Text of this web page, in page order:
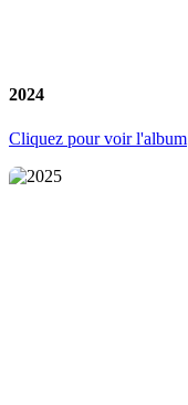
2024
Cliquez pour voir l'album